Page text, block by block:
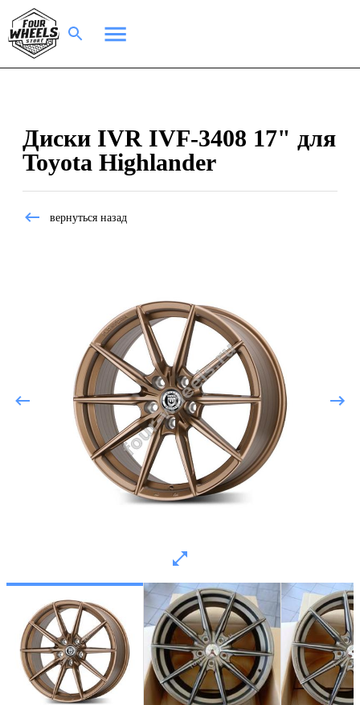
Диски IVR IVF-3408 17" для
Toyota Highlander
вернуться назад